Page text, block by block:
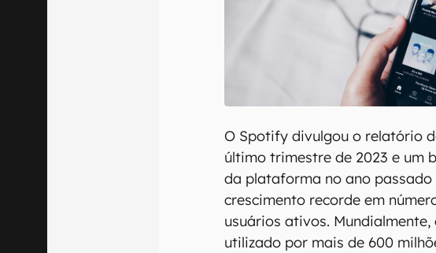
O Spotify divulgou o relatório
último trimestre de 2023 e um
da plataforma no ano passado
crescimento recorde em
usuários ativos.
utilizado por mais de 600